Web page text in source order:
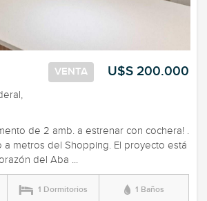
U$S 200.000
VENTA
de 2 amb. a estrenar con cochera! .
a metros del Shopping. El proyecto está
del Aba ...
1 Dormitorios 1 Baños